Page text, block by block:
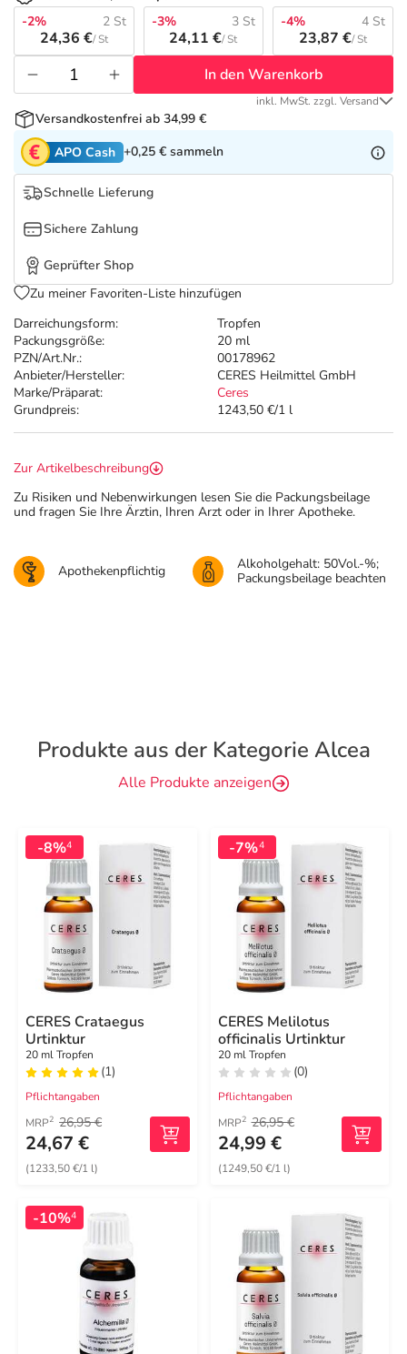
Tierapotheke
Vitamine & Mineralstoffe
Marken
Salus Deals
Darreichungsform:
Tropfen
Packungsgröße:
20 ml
PZN/Art.Nr.:
00178962
Anbieter/Hersteller:
CERES Heilmittel GmbH
Marke/Präparat:
Ceres
Grundpreis:
1243,50 €/1 l
-2%
2 St
24,36 €/ St
-3% 3 St
24,11 €/ St
-4% 4 St
23,87 €/ St
In den Warenkorb
inkl. MwSt. zzgl. Versand
Versandkostenfrei ab 34,99 €
APO Cash +0,25 € sammeln
Schnelle Lieferung
Sichere Zahlung
Geprüfter Shop
Zu meiner Favoriten-Liste hinzufügen
Zur Artikelbeschreibung
Zu Risiken und Nebenwirkungen lesen Sie die Packungsbeilage
und fragen Sie Ihre Ärztin, Ihren Arzt oder in Ihrer Apotheke.
Apothekenpflichtig
Alkoholgehalt: 50Vol.-%;
Packungsbeilage beachten
Produkte aus der Kategorie Alcea
Alle Produkte anzeigen
-8%4
CERES Crataegus
Urtinktur
20 ml Tropfen
(1)
Pflichtangaben
MRP2 26,95 €
24,67 €
(1233,50 €/1 l)
-7%4
CERES Melilotus
officinalis Urtinktur
20 ml Tropfen
(0)
Pflichtangaben
MRP2 26,95 €
24,99 €
(1249,50 €/1 l)
-10%4